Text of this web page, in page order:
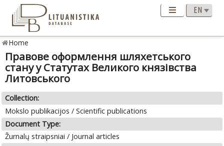
Home
Правове оформлення шляхетського
стану у Статутах Великого князівства
Литовського
Collection:
Mokslo publikacijos / Scientific publications
Document Type:
Žurnalų straipsniai / Journal articles